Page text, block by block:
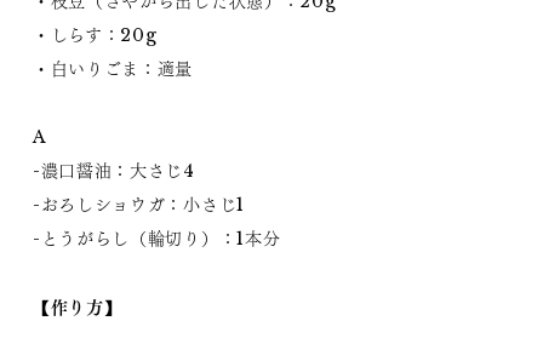
・しらす：20g
・白いりごま：適量
A
-濃口醤油：大さじ4
-おろしショウガ：小さじ1
-とうがらし（輪切り）：1本分
【作り方】